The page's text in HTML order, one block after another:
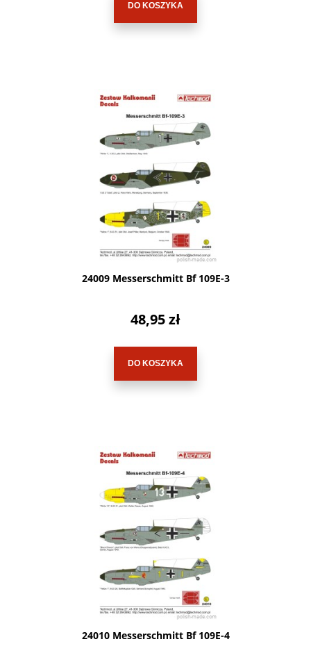
DO KOSZYKA
24009 Messerschmitt Bf 109E-3
48,95 zł
DO KOSZYKA
24010 Messerschmitt Bf 109E-4